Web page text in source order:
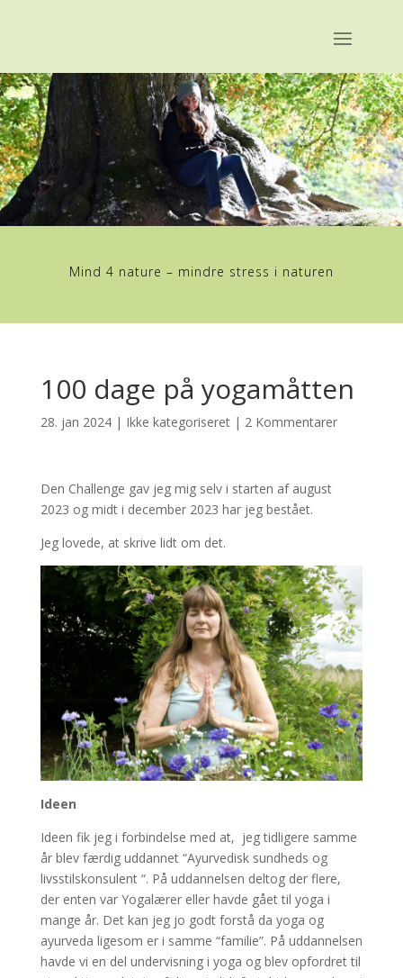
Mind 4 nature – mindre stress i naturen
100 dage på yogamåtten
28. jan 2024| Ikke kategoriseret| 2 Kommentarer
Den Challenge gav jeg mig selv i starten af august
2023 og midt i december 2023 har jeg bestået.
Jeg lovede, at skrive lidt om det.
Ideen
Ideen fik jeg i forbindelse med at, jeg tidligere samme
år blev færdig uddannet “Ayurvedisk sundheds og
livsstilskonsulent “. På uddannelsen deltog der flere,
der enten var Yogalærer eller havde gået til yoga i
mange år. Det kan jeg jo godt forstå da yoga og
ayurveda ligesom er i samme “familie”. På uddannelsen
havde vi en del undervisning i yoga og blev opfordret til